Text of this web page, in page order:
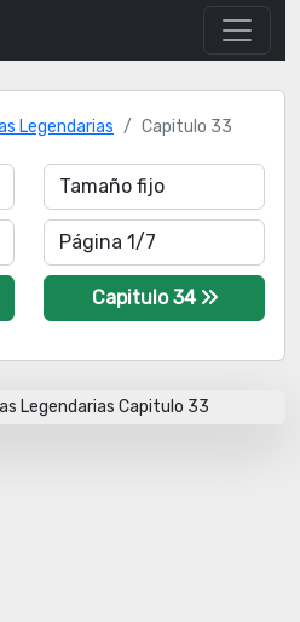
Legendarias Capitulo 33
Capitulo 34